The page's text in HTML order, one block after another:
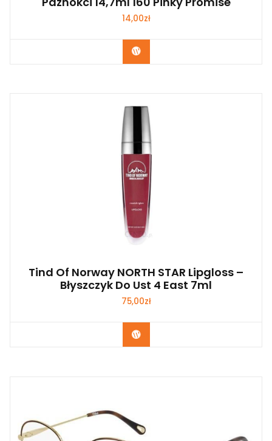
14,00zł
Zobacz
Tind Of Norway NORTH STAR Lipgloss –
Błyszczyk Do Ust 4 East 7ml
75,00zł
Zobacz